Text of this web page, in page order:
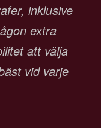
inklusive
extra
att välja
vid varje